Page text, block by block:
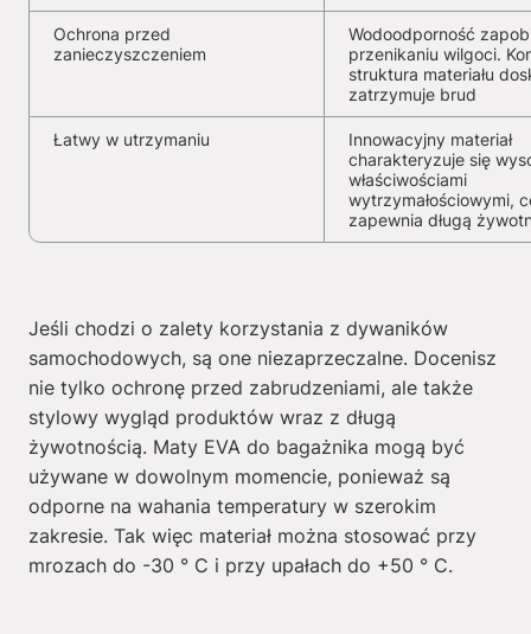
Ochrona przed
zanieczyszczeniem
Wodoodporność
przenikaniu wilgoci.
struktura materiału
zatrzymuje brud
Łatwy w utrzymaniu
Innowacyjny materiał
charakteryzuje się
właściwościami
wytrzymałościowymi,
zapewnia długą
Jeśli chodzi o zalety korzystania z dywaników
samochodowych, są one niezaprzeczalne. Docenisz
nie tylko ochronę przed zabrudzeniami, ale także
stylowy wygląd produktów wraz z długą
żywotnością. Maty EVA do bagażnika mogą być
używane w dowolnym momencie, ponieważ są
odporne na wahania temperatury w szerokim
zakresie. Tak więc materiał można stosować przy
mrozach do -30 ° C i przy upałach do +50 ° C.